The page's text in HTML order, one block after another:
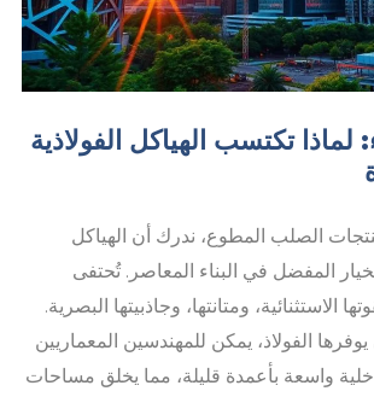
لماذا تكتسب الهياكل الفولاذية
الصلب المطوع، ندرك أن الهياكل
المفضل في البناء المعاصر. تُحتفى
الاستثنائية، ومتانتها، وجاذبيتها البصرية.
الفولاذ، يمكن للمهندسين المعماريين
واسعة بأعمدة قليلة، مما يخلق مساحات